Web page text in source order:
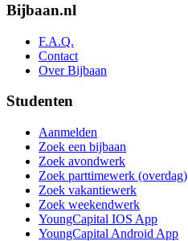
Bijbaan.nl
F.A.Q.
Contact
Over Bijbaan
Studenten
Aanmelden
Zoek een bijbaan
Zoek avondwerk
Zoek parttimewerk (overdag)
Zoek vakantiewerk
Zoek weekendwerk
YoungCapital IOS App
YoungCapital Android App